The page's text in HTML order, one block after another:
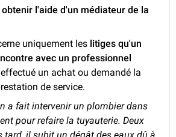
l'aide d'un médiateur de la
uniquement les litiges qu'un
avec un professionnel
un achat ou demandé la
de service.
a fait intervenir un plombier dans
pour refaire la tuyauterie. Deux